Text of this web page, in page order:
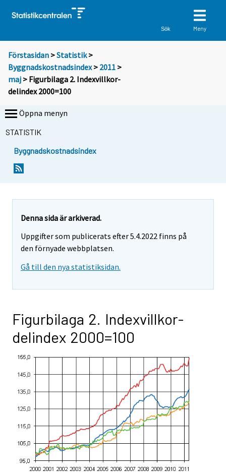
Sök Meny
Förstasidan >Statistik >
Byggnadskostnadsindex> 2011 >
maj > Figurbilaga 2. Indexvillkor-
delindex 2000=100
Öppna menyn
STATISTIK
Byggnadskostnadsindex
Denna sida är arkiverad.
Uppgifter som publicerats efter 5.4.2022 finns på
den förnyade webbplatsen.
Gå till den nya statistiksidan.
Figurbilaga 2. Indexvillkor-
delindex 2000=100